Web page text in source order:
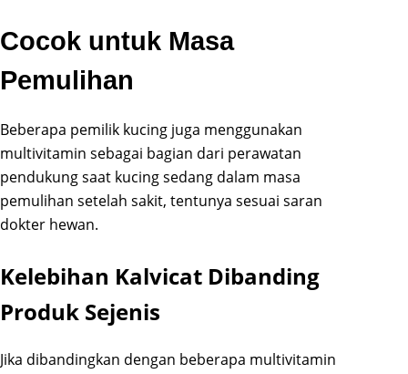
Cocok untuk Masa
Pemulihan
Beberapa pemilik kucing juga menggunakan
multivitamin sebagai bagian dari perawatan
pendukung saat kucing sedang dalam masa
pemulihan setelah sakit, tentunya sesuai saran
dokter hewan.
Kelebihan Kalvicat Dibanding
Produk Sejenis
Jika dibandingkan dengan beberapa multivitamin